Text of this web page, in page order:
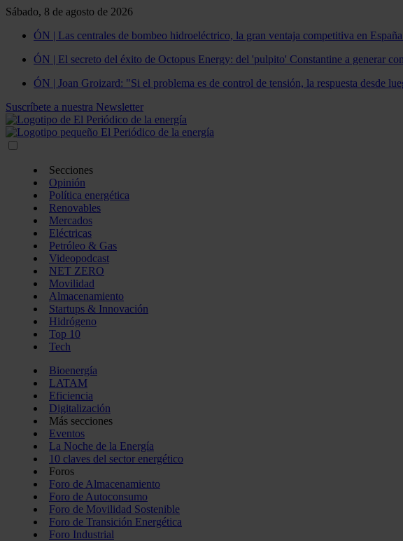
Sábado, 8 de agosto de 2026
ÓN | Las centrales de bombeo hidroeléctrico, la gran ventaja competitiva en
ÓN | El secreto del éxito de Octopus Energy: del 'pulpito' Constantine a generar
ÓN | Joan Groizard: "Si el problema es de control de tensión, la respuesta desde
Suscríbete a nuestra Newsletter
Secciones
Opinión
Política energética
Renovables
Mercados
Eléctricas
Petróleo & Gas
Videopodcast
NET ZERO
Movilidad
Almacenamiento
Startups & Innovación
Hidrógeno
Top 10
Tech
Bioenergía
LATAM
Eficiencia
Digitalización
Más secciones
Eventos
La Noche de la Energía
10 claves del sector energético
Foros
Foro de Almacenamiento
Foro de Autoconsumo
Foro de Movilidad Sostenible
Foro de Transición Energética
Foro Industrial